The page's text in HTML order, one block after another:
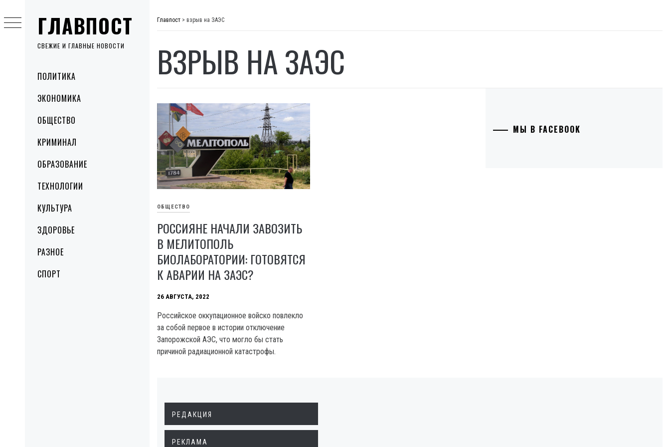
ГЛАВПОСТ
СВЕЖИЕ И ГЛАВНЫЕ НОВОСТИ
MenuПОЛИТИКА
ЭКОНОМИКА
ОБЩЕСТВО
КРИМИНАЛ
ОБРАЗОВАНИЕ
ТЕХНОЛОГИИ
КУЛЬТУРА
ЗДОРОВЬЕ
РАЗНОЕ
СПОРТ
to
content
Главпост > взрыв на ЗАЭС
ВЗРЫВ НА ЗАЭС
ОБЩЕСТВО
РОССИЯНЕ НАЧАЛИ ЗАВОЗИТЬ
В МЕЛИТОПОЛЬ
БИОЛАБОРАТОРИИ: ГОТОВЯТСЯ
К АВАРИИ НА ЗАЭС?
26 АВГУСТА, 2022
Российское оккупационное войско повлекло
за собой первое в истории отключение
Запорожской АЭС, что могло бы стать
причиной радиационной катастрофы.
МЫ В FACEBOOK
РЕДАКЦИЯ
РЕКЛАМА